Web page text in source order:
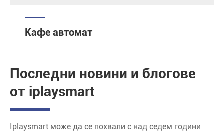
Кафе автомат
Последни новини и блогове
от iplaysmart
Iplaysmart може да се похвали с над седем години